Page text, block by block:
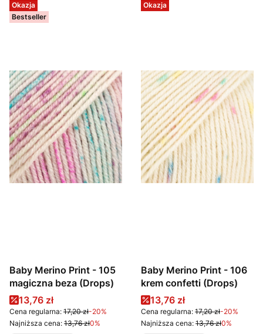
Okazja
Bestseller
Baby Merino Print - 105
magiczna beza (Drops)
Cena promocyjna
13,76 zł
Cena regularna: 17,20 zł-20%
Najniższa cena: 13,76 zł0%
Okazja
Baby Merino Print - 106
krem confetti (Drops)
Cena promocyjna
13,76 zł
Cena regularna: 17,20 zł-20%
Najniższa cena: 13,76 zł0%